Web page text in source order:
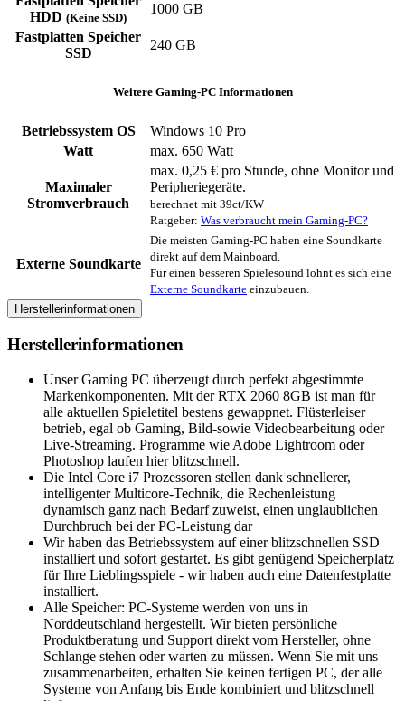
HDD (Keine SSD)
1000 GB
Fastplatten Speicher
SSD
240 GB
Weitere Gaming-PC Informationen
Betriebssystem OS
Windows 10 Pro
Watt
max. 650 Watt
Maximaler
Stromverbrauch
max. 0,25 € pro Stunde, ohne Monitor und
Peripheriegeräte.
berechnet mit 39ct/KW
Ratgeber: Was verbraucht mein Gaming-PC?
Externe Soundkarte
Die meisten Gaming-PC haben eine Soundkarte
direkt auf dem Mainboard.
Für einen besseren Spielesound lohnt es sich eine
Externe Soundkarte einzubauen.
Herstellerinformationen
Herstellerinformationen
Unser Gaming PC überzeugt durch perfekt abgestimmte
Markenkomponenten. Mit der RTX 2060 8GB ist man für
alle aktuellen Spieletitel bestens gewappnet. Flüsterleiser
betrieb, egal ob Gaming, Bild-sowie Videobearbeitung oder
Live-Streaming. Programme wie Adobe Lightroom oder
Photoshop laufen hier blitzschnell.
Die Intel Core i7 Prozessoren stellen dank schnellerer,
intelligenter Multicore-Technik, die Rechenleistung
dynamisch ganz nach Bedarf zuweist, einen unglaublichen
Durchbruch bei der PC-Leistung dar
Wir haben das Betriebssystem auf einer blitzschnellen SSD
installiert und sofort gestartet. Es gibt genügend Speicherplatz
für Ihre Lieblingsspiele - wir haben auch eine Datenfestplatte
installiert.
Alle Speicher: PC-Systeme werden von uns in
Norddeutschland hergestellt. Wir bieten persönliche
Produktberatung und Support direkt vom Hersteller, ohne
Schlange stehen oder warten zu müssen. Wenn Sie mit uns
zusammenarbeiten, erhalten Sie keinen fertigen PC, der alle
Systeme von Anfang bis Ende kombiniert und blitzschnell